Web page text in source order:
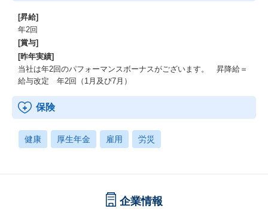
[昇給]
年2回
[賞与]
[昨年実績]
当社は年2回のパフォーマンスボーナスがございます。 昇降給＝
給与改定 年2回（1月及び7月）
保険
健康 厚生年金 雇用 労災
企業情報